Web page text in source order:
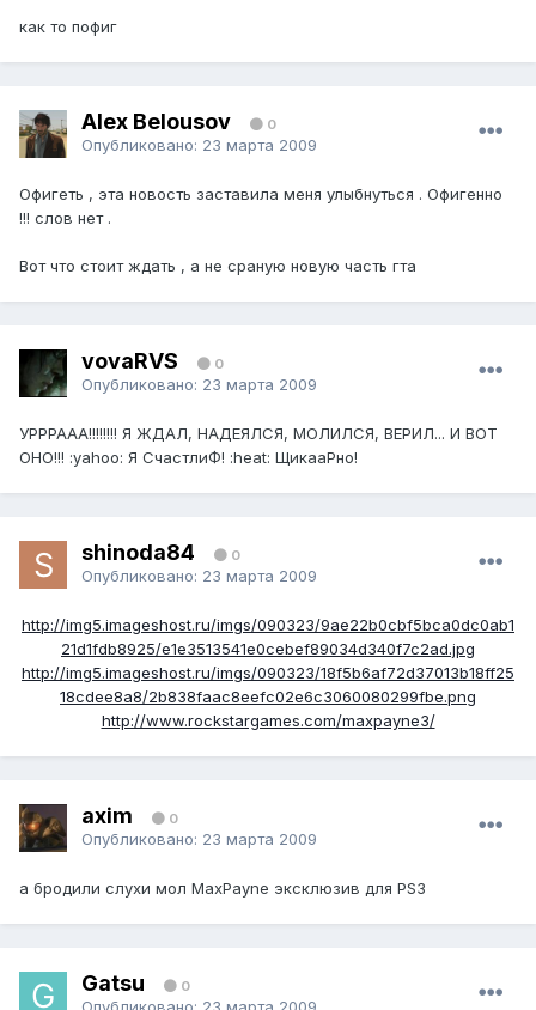
как то пофиг
Alex Belousov 0
Опубликовано: 23 марта 2009
Офигеть , эта новость заставила меня улыбнуться . Офигенно
!!! слов нет .
Вот что стоит ждать , а не сраную новую часть гта
vovaRVS 0
Опубликовано: 23 марта 2009
УРРРААА!!!!!!!! Я ЖДАЛ, НАДЕЯЛСЯ, МОЛИЛСЯ, ВЕРИЛ... И ВОТ
ОНО!!! :yahoo: Я СчастлиФ! :heat: ЩикааРно!
shinoda84 0
Опубликовано: 23 марта 2009
http://img5.imageshost.ru/imgs/090323/9ae22b0cbf5bca0dc0ab1
21d1fdb8925/e1e3513541e0cebef89034d340f7c2ad.jpg
http://img5.imageshost.ru/imgs/090323/18f5b6af72d37013b18ff25
18cdee8a8/2b838faac8eefc02e6c3060080299fbe.png
http://www.rockstargames.com/maxpayne3/
axim 0
Опубликовано: 23 марта 2009
а бродили слухи мол MaxPayne эксклюзив для PS3
Gatsu 0